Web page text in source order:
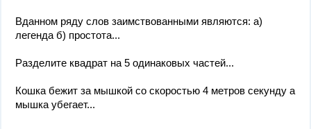
Вданном ряду слов заимствованными являются: а)
легенда б) простота...
Разделите квадрат на 5 одинаковых частей...
Кошка бежит за мышкой со скоростью 4 метров секунду а
мышка убегает...